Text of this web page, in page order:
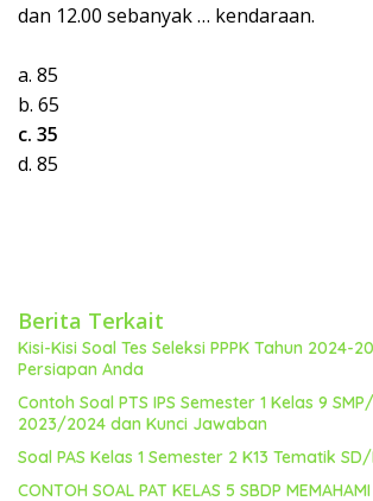
dan 12.00 sebanyak … kendaraan.
a. 85
b. 65
c. 35
d. 85
Berita Terkait
Kisi-Kisi Soal Tes Seleksi PPPK Tahun 2024-
Persiapan Anda
Contoh Soal PTS IPS Semester 1 Kelas 9 SMP/MTs
2023/2024 dan Kunci Jawaban
Soal PAS Kelas 1 Semester 2 K13 Tematik
CONTOH SOAL PAT KELAS 5 SBDP